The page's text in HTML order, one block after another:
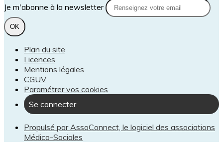
Je m'abonne à la newsletter
OK
Plan du site
Licences
Mentions légales
CGUV
Paramétrer vos cookies
Se connecter
Propulsé par AssoConnect, le logiciel des associations
Médico-Sociales